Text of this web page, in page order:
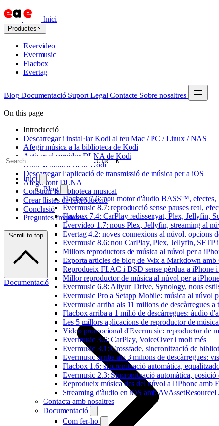
Inici
Productes
Evervideo
Evermusic
Flacbox
Evertag
Blog Documentació Suport Legal Contacte Sobre nosaltres
CTRL K
Inici
Blog
Flacbox 7.6: nou motor d'àudio BASS™, efectes,
Evermusic 8.7: reproducció sense pauses real,
Flacbox 7.4: CarPlay redissenyat, Plex, Jellyfin,
Evervideo 1.7: nous Plex, Jellyfin, streaming al
Evertag 4.2: noves connexions al núvol, opcions
Evermusic 8.6: nou CarPlay, Plex, Jellyfin, SFTP
Millors reproductors de música al núvol per a
Exporta articles de blog de Wix a Markdown
Reprodueix FLAC i DSD sense pèrdua a iPhone
Millor reproductor de música al núvol per a
Evermusic 6.8: Aliyun Drive, Synology, nous
Evermusic Pro a Setapp Mobile: música al núvol
Evermusic arriba als 11 milions de descàrregues a
Flacbox arriba a 1 milió de descàrregues: àudio
Les 5 millors aplicacions de reproductor de
Vídeo promocional d'Evermusic: reproductor de
Evermusic 3.6: CarPlay, VoiceOver i molt més
Evermusic 3.1: Crossfade, sincronització de
Evermusic arriba als 3 milions de descàrregues:
Flacbox 1.6: sincronització automàtica,
Evermusic 2.3: Sincronització automàtica, posició
Reprodueix música des del núvol a l'iPhone amb
Streaming d'àudio en iOS amb
Contacta amb nosaltres
Documentació
Com fer-ho
On this page
Introducció
Descarregar i instal·lar Kodi al teu Mac / PC / Linux / NAS
Afegir música a la biblioteca de Kodi
Activar el servidor DLNA de Kodi
Obrir la biblioteca de Kodi
Descarregar l’aplicació de transmissió de música per a iOS
Afegir font DLNA
Construir la biblioteca musical
Crear llistes de reproducció
Conclusió
Preguntes freqüents
Scroll to top
Documentació